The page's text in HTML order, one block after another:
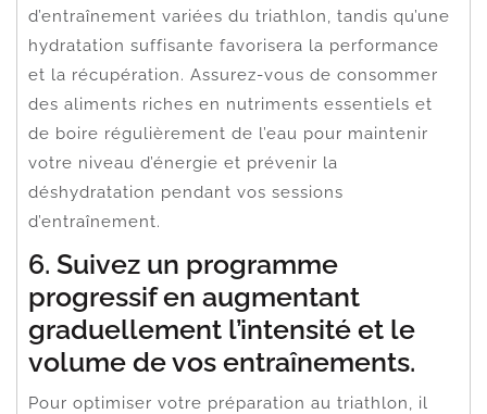
d’entraînement variées du triathlon, tandis qu’une
hydratation suffisante favorisera la performance
et la récupération. Assurez-vous de consommer
des aliments riches en nutriments essentiels et
de boire régulièrement de l’eau pour maintenir
votre niveau d’énergie et prévenir la
déshydratation pendant vos sessions
d’entraînement.
6. Suivez un programme
progressif en augmentant
graduellement l’intensité et le
volume de vos entraînements.
Pour optimiser votre préparation au triathlon, il